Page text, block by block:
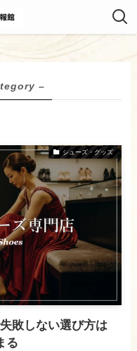
–
シューズ・グッズ
敗しない選び方は
る